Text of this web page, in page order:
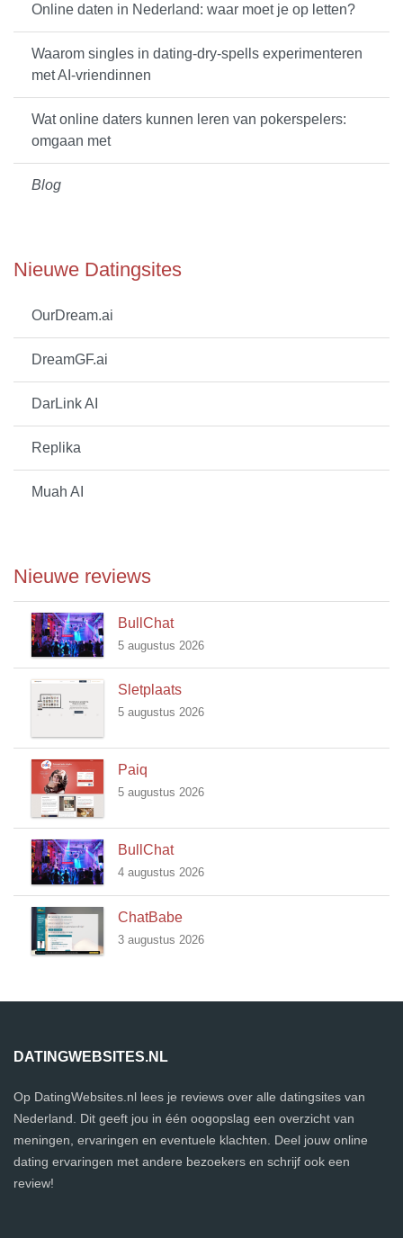
Online daten in Nederland: waar moet je op letten?
Waarom singles in dating-dry-spells experimenteren
met AI-vriendinnen
Wat online daters kunnen leren van pokerspelers:
omgaan met
Blog
Nieuwe Datingsites
OurDream.ai
DreamGF.ai
DarLink AI
Replika
Muah AI
Nieuwe reviews
BullChat
5 augustus 2026
Sletplaats
5 augustus 2026
Paiq
5 augustus 2026
BullChat
4 augustus 2026
ChatBabe
3 augustus 2026
DATINGWEBSITES.NL
Op DatingWebsites.nl lees je reviews over alle datingsites van
Nederland. Dit geeft jou in één oogopslag een overzicht van
meningen, ervaringen en eventuele klachten. Deel jouw online
dating ervaringen met andere bezoekers en schrijf ook een
review!